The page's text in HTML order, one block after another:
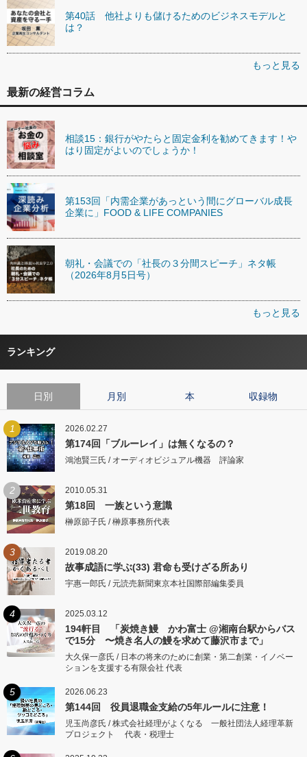
第40話 他社よりも儲けるためのビジネスモデルと
は？
もっと見る
最新の経営コラム
相談15：銀行がやたらと固定金利を勧めてきます！や
はり固定がよいのでしょうか！
第153回「内需企業があっという間にグローバル成長
企業に」FOOD & LIFE COMPANIES
朝礼・会議での「社長の３分間スピーチ」ネタ帳
（2026年8月5日号）
もっと見る
ランキング
日別 月別 本 収録物
1 2026.02.27
第174回「ブルーレイ」は無くなるの？
鴻池賢三氏 / オーディオビジュアル機器 評論家
2 2010.05.31
第18回 一族という意識
榊原節子氏 / 榊原事務所代表
3 2019.08.20
故事成語に学ぶ(33) 君命も受けざる所あり
宇惠一郎氏 / 元読売新聞東京本社国際部編集委員
4 2025.03.12
194軒目 「炭焼き鰻 かわ富士 @湘南台駅からバス
で15分 〜焼き名人の鰻を求めて藤沢市まで」
大久保一彦氏 / 日本の将来のために創業・第二創業・イノベー
ションを支援する有限会社 代表
5 2026.06.23
第144回 役員退職金支給の5年ルールに注意！
児玉尚彦氏 / 株式会社経理がよくなる 一般社団法人経理革新
プロジェクト 代表・税理士